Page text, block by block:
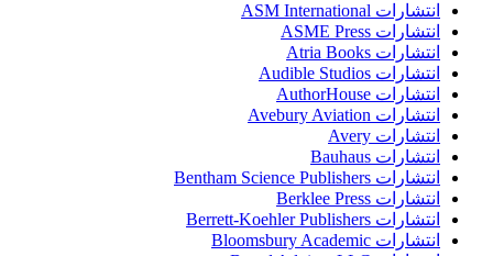
انتشارات ASM International
انتشارات ASME Press
انتشارات Atria Books
انتشارات Audible Studios
انتشارات AuthorHouse
انتشارات Avebury Aviation
انتشارات Avery
انتشارات Bauhaus
انتشارات Bentham Science Publishers
انتشارات Berklee Press
انتشارات Berrett-Koehler Publishers
انتشارات Bloomsbury Academic